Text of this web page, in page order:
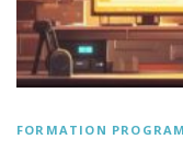
FORMATION